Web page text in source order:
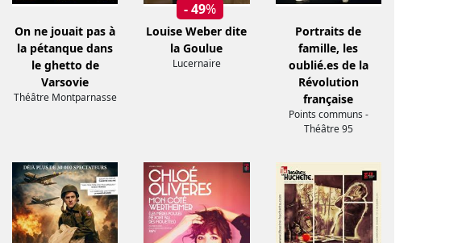
On ne jouait pas à
la pétanque dans
le ghetto de
Varsovie
Théâtre Montparnasse
- 49%
Louise Weber dite
la Goulue
Lucernaire
Portraits de
famille, les
oublié.es de la
Révolution
française
Points communs -
Théâtre 95